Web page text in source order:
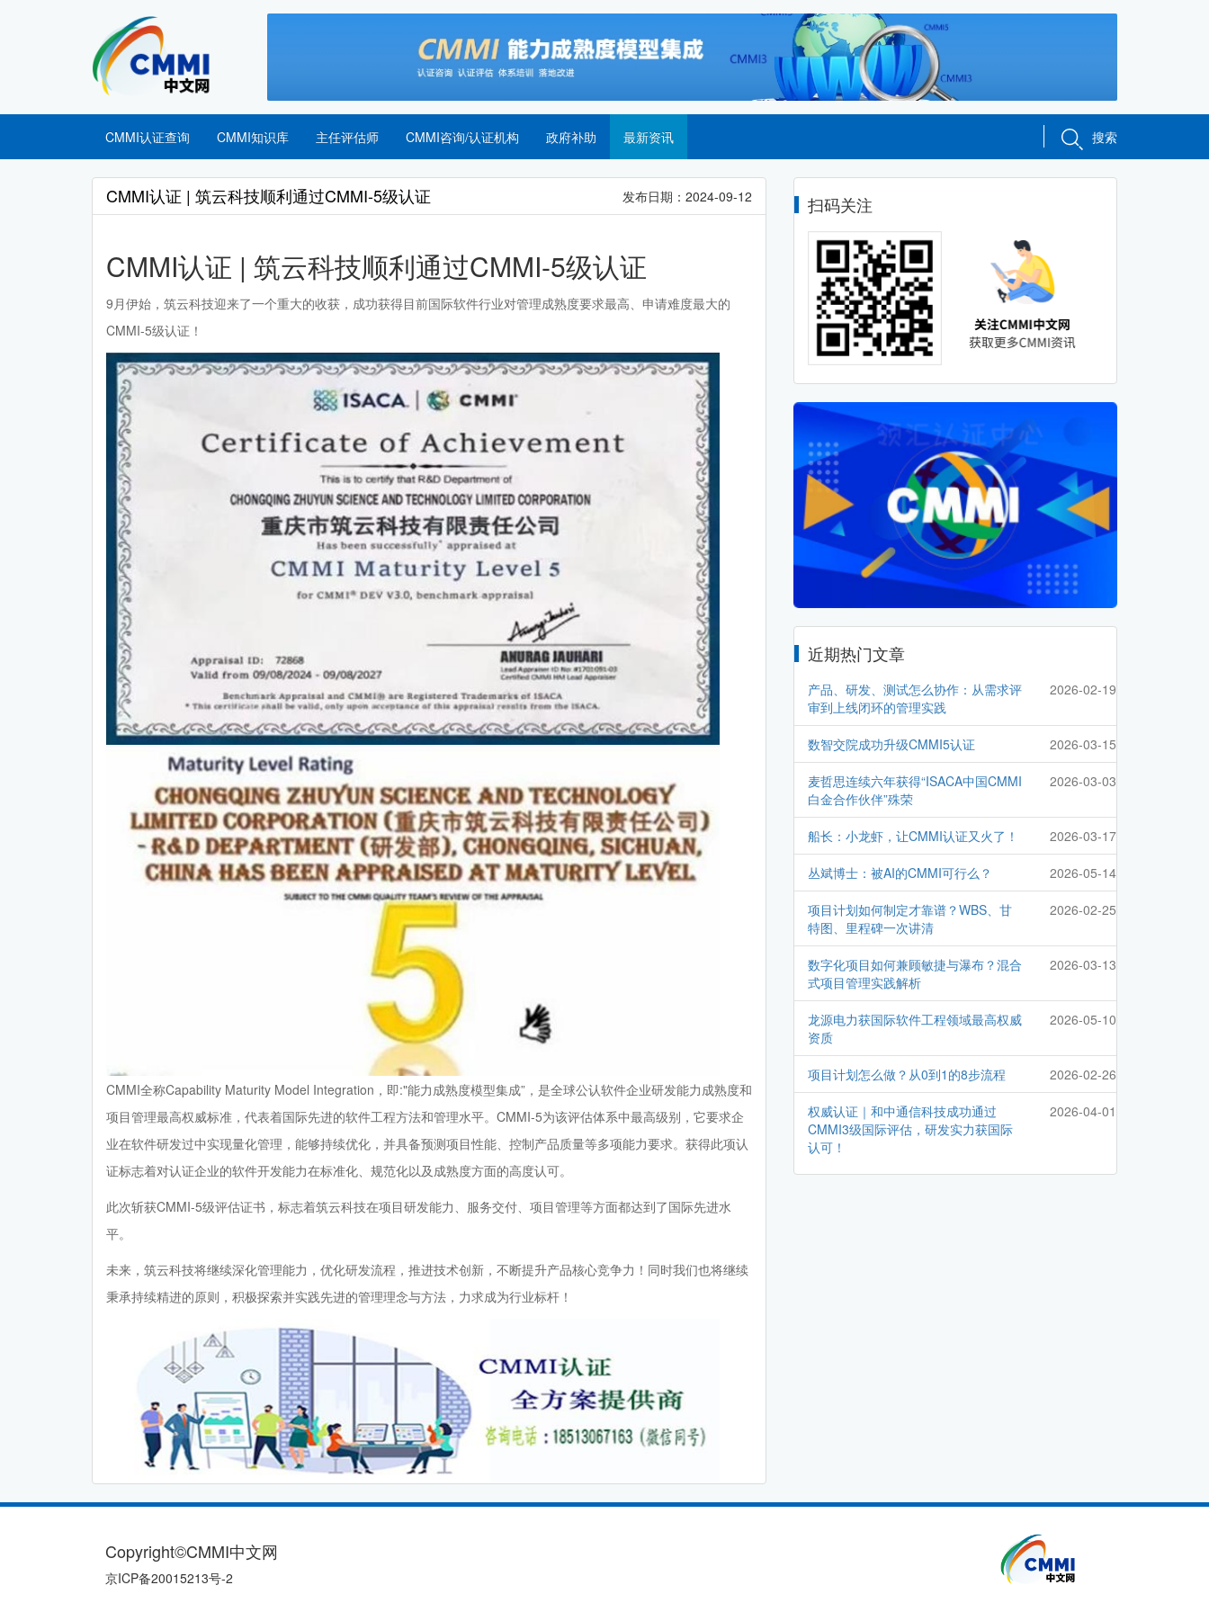
CMMI中文网
CMMI认证查询 CMMI知识库 主任评估师 CMMI咨询/认证机构 政府补助 最新资讯 搜索
CMMI认证 | 筑云科技顺利通过CMMI-5级认证 发布日期：2024-09-12
CMMI认证 | 筑云科技顺利通过CMMI-5级认证
9月伊始，筑云科技迎来了一个重大的收获，成功获得目前国际软件行业对管理成熟度要求最高、申请难度最大的
CMMI-5级认证！
CMMI全称Capability Maturity Model Integration，即:"能力成熟度模型集成”，是全球公认软件企业研发能力成熟度和
项目管理最高权威标准，代表着国际先进的软件工程方法和管理水平。CMMI-5为该评估体系中最高级别，它要求企
业在软件研发过中实现量化管理，能够持续优化，并具备预测项目性能、控制产品质量等多项能力要求。获得此项认
证标志着对认证企业的软件开发能力在标准化、规范化以及成熟度方面的高度认可。
此次斩获CMMI-5级评估证书，标志着筑云科技在项目研发能力、服务交付、项目管理等方面都达到了国际先进水
平。
未来，筑云科技将继续深化管理能力，优化研发流程，推进技术创新，不断提升产品核心竞争力！同时我们也将继续
秉承持续精进的原则，积极探索并实践先进的管理理念与方法，力求成为行业标杆！
扫码关注
近期热门文章
产品、研发、测试怎么协作：从需求评
审到上线闭环的管理实践
2026-02-19
数智交院成功升级CMMI5认证 2026-03-15
麦哲思连续六年获得“ISACA中国CMMI
白金合作伙伴”殊荣
2026-03-03
船长：小龙虾，让CMMI认证又火了！ 2026-03-17
丛斌博士：被AI的CMMI可行么？ 2026-05-14
项目计划如何制定才靠谱？WBS、甘
特图、里程碑一次讲清
2026-02-25
数字化项目如何兼顾敏捷与瀑布？混合
式项目管理实践解析
2026-03-13
龙源电力获国际软件工程领域最高权威
资质
2026-05-10
项目计划怎么做？从0到1的8步流程 2026-02-26
权威认证｜和中通信科技成功通过
CMMI3级国际评估，研发实力获国际
认可！
2026-04-01
Copyright©CMMI中文网
京ICP备20015213号-2